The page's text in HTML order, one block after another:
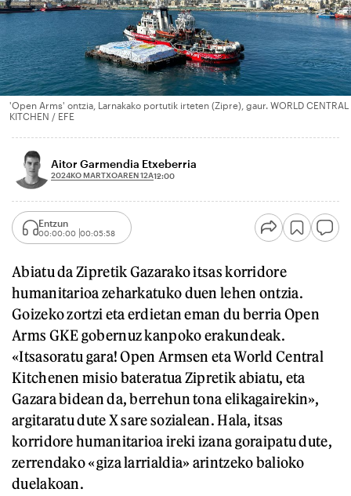
'Open Arms' ontzia, Larnakako portutik irteten (Zipre), gaur. WORLD CENTRAL
KITCHEN / EFE
Aitor Garmendia Etxeberria
2024KO MARTXOAREN 12A12:00
Entzun
00:00:00 00:05:58
Abiatu da Zipretik Gazarako itsas korridore
humanitarioa zeharkatuko duen lehen ontzia.
Goizeko zortzi eta erdietan eman du berria Open
Arms GKE gobernuz kanpoko erakundeak.
«Itsasoratu gara! Open Armsen eta World Central
Kitchenen misio bateratua Zipretik abiatu, eta
Gazara bidean da, berrehun tona elikagairekin»,
argitaratu dute X sare sozialean. Hala, itsas
korridore humanitarioa ireki izana goraipatu dute,
zerrendako «giza larrialdia» arintzeko balioko
duelakoan.